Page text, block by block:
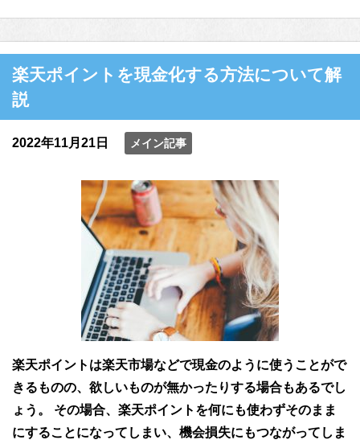
楽天ポイントを現金化する方法について解
説
2022年11月21日 メイン記事
楽天ポイントは楽天市場などで現金のように使うことがで
きるものの、欲しいものが無かったりする場合もあるでし
ょう。 その場合、楽天ポイントを何にも使わずそのまま
にすることになってしまい、機会損失にもつながってしま